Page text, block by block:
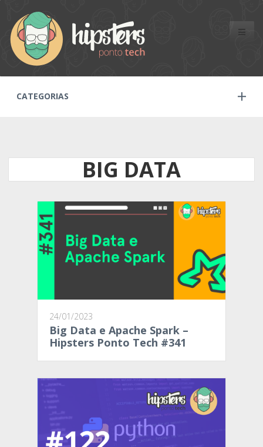
Toggle
CATEGORIAS
BIG DATA
24/01/2023
Big Data e Apache Spark –
Hipsters Ponto Tech #341